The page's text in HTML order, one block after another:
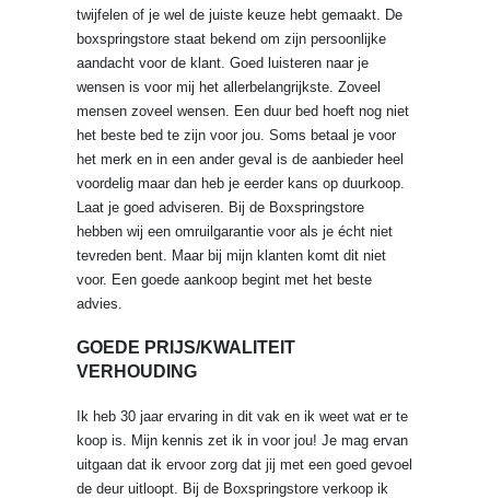
twijfelen of je wel de juiste keuze hebt gemaakt. De
boxspringstore staat bekend om zijn persoonlijke
aandacht voor de klant. Goed luisteren naar je
wensen is voor mij het allerbelangrijkste. Zoveel
mensen zoveel wensen. Een duur bed hoeft nog niet
het beste bed te zijn voor jou. Soms betaal je voor
het merk en in een ander geval is de aanbieder heel
voordelig maar dan heb je eerder kans op duurkoop.
Laat je goed adviseren. Bij de Boxspringstore
hebben wij een omruilgarantie voor als je écht niet
tevreden bent. Maar bij mijn klanten komt dit niet
voor. Een goede aankoop begint met het beste
advies.
GOEDE PRIJS/KWALITEIT
VERHOUDING
Ik heb 30 jaar ervaring in dit vak en ik weet wat er te
koop is. Mijn kennis zet ik in voor jou! Je mag ervan
uitgaan dat ik ervoor zorg dat jij met een goed gevoel
de deur uitloopt. Bij de Boxspringstore verkoop ik